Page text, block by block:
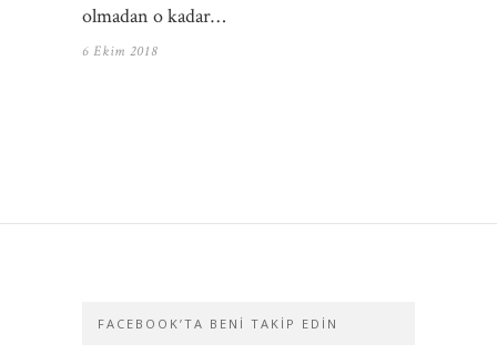
olmadan o kadar…
6 Ekim 2018
FACEBOOK’TA BENI TAKIP EDIN